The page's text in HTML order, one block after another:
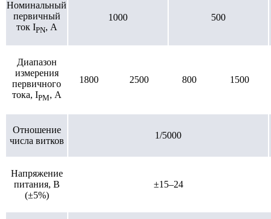
Номинальный
первичный
ток IPN, А
1000 500
Диапазон
измерения
первичного
тока, IPM, А
1800 2500 800 1500
Отношение
числа витков
1/5000
Напряжение
питания, В
(±5%)
±15–24